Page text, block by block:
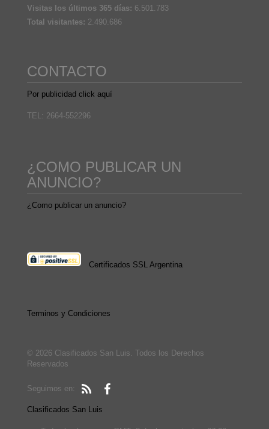
Visitas los últimos 365 días: 6.501.783
Total visitantes: 2.490.686
CONTACTO
Por publicidad click aquí
TEL: 2664-552296
¿COMO PUBLICAR UN
ANUNCIO?
¿Como publicar un anuncio?
Certificados SSL Argentina
Terminos y Condiciones
© 2026 Clasificados San Luis. Todos los Derechos
Reservados
Seguimos en:
Clasificados San Luis